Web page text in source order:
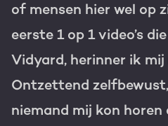
of mensen hier wel op
eerste 1 op 1 video’s
Vidyard, herinner ik mij
Ontzettend
niemand mij kon